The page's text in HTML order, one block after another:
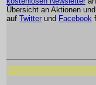
Übersicht an Aktionen
auf Twitter und Facebook